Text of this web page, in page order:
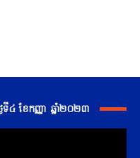
៤ ខែកញ្ញា ឆ្នាំ២០២៣